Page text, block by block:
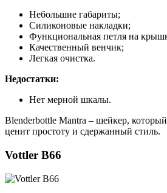
Небольшие габариты;
Силиконовые накладки;
Функциональная петля на
Качественный венчик;
Легкая очистка.
Недостатки:
Нет мерной шкалы.
Blenderbottle Mantra – шейкер,
ценит простоту и сдержанный стиль.
Vottler B66